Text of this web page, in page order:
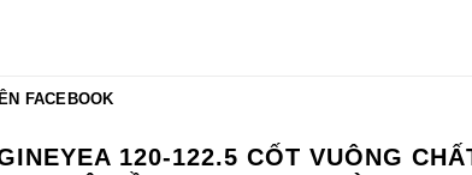
FACEBOOK
120-122.5 CỐT VUÔNG